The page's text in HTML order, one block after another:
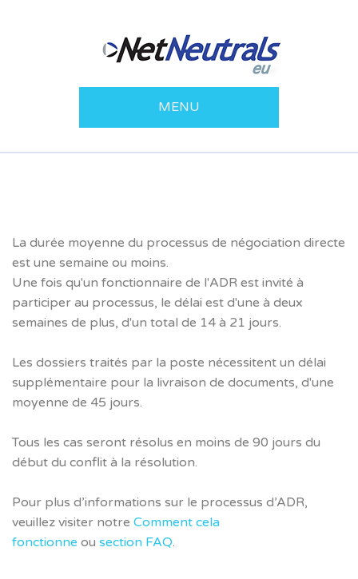
MENU
La durée moyenne du processus de négociation directe
est une semaine ou moins.
Une fois qu'un fonctionnaire de l'ADR est invité à
participer au processus, le délai est d'une à deux
semaines de plus, d'un total de 14 à 21 jours.
Les dossiers traités par la poste nécessitent un délai
supplémentaire pour la livraison de documents, d'une
moyenne de 45 jours.
Tous les cas seront résolus en moins de 90 jours du
début du conflit à la résolution.
Pour plus d’informations sur le processus d’ADR,
veuillez visiter notre Comment cela
fonctionne ou section FAQ.